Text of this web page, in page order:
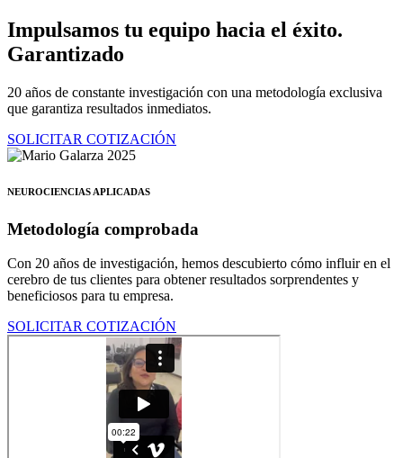
Ir
al
contenido
Impulsamos tu equipo hacia el éxito.
Garantizado
20 años de constante investigación con una metodología exclusiva
que garantiza resultados inmediatos.
SOLICITAR COTIZACIÓN
NEUROCIENCIAS APLICADAS
Metodología comprobada
Con 20 años de investigación, hemos descubierto cómo influir en el
cerebro de tus clientes para obtener resultados sorprendentes y
beneficiosos para tu empresa.
SOLICITAR COTIZACIÓN